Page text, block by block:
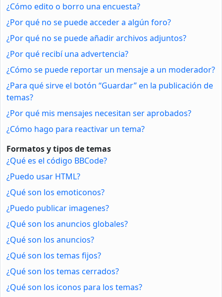
¿Cómo edito o borro una encuesta?
¿Por qué no se puede acceder a algún foro?
¿Por qué no se puede añadir archivos adjuntos?
¿Por qué recibí una advertencia?
¿Cómo se puede reportar un mensaje a un moderador?
¿Para qué sirve el botón “Guardar” en la publicación de
temas?
¿Por qué mis mensajes necesitan ser aprobados?
¿Cómo hago para reactivar un tema?
Formatos y tipos de temas
¿Qué es el código BBCode?
¿Puedo usar HTML?
¿Qué son los emoticonos?
¿Puedo publicar imagenes?
¿Qué son los anuncios globales?
¿Qué son los anuncios?
¿Qué son los temas fijos?
¿Qué son los temas cerrados?
¿Qué son los iconos para los temas?